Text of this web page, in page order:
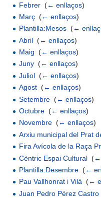
Febrer ‎(← enllaços)
Març ‎(← enllaços)
Plantilla:Mesos ‎(←
Abril ‎(← enllaços)
Maig ‎(← enllaços)
Juny ‎(← enllaços)
Juliol ‎(← enllaços)
Agost ‎(← enllaços)
Setembre ‎(← enllaços)
Octubre ‎(← enllaços)
Novembre ‎(← enllaços)
Arxiu municipal del Prat
Fira Avícola de la Raça
Cèntric Espai Cultural ‎(←
Plantilla:Desembre ‎(←
Pau Vallhonrat i Vilà ‎(←
Juan Pedro Pérez Castro